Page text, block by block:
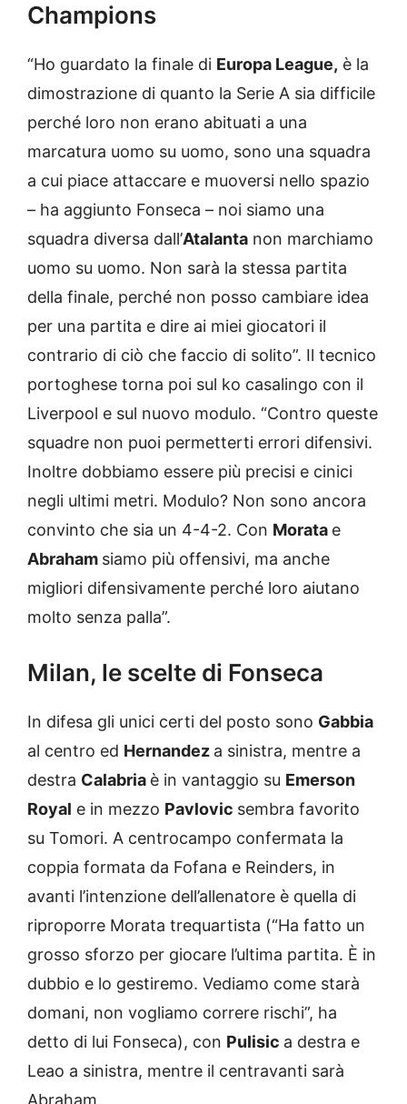
Champions
“Ho guardato la finale di Europa League, è la
dimostrazione di quanto la Serie A sia difficile
perché loro non erano abituati a una
marcatura uomo su uomo, sono una squadra
a cui piace attaccare e muoversi nello spazio
– ha aggiunto Fonseca – noi siamo una
squadra diversa dall’Atalanta non marchiamo
uomo su uomo. Non sarà la stessa partita
della finale, perché non posso cambiare idea
per una partita e dire ai miei giocatori il
contrario di ciò che faccio di solito”. Il tecnico
portoghese torna poi sul ko casalingo con il
Liverpool e sul nuovo modulo. “Contro queste
squadre non puoi permetterti errori difensivi.
Inoltre dobbiamo essere più precisi e cinici
negli ultimi metri. Modulo? Non sono ancora
convinto che sia un 4-4-2. Con Morata e
Abraham siamo più offensivi, ma anche
migliori difensivamente perché loro aiutano
molto senza palla”.
Milan, le scelte di Fonseca
In difesa gli unici certi del posto sono Gabbia
al centro ed Hernandez a sinistra, mentre a
destra Calabria è in vantaggio su Emerson
Royal e in mezzo Pavlovic sembra favorito
su Tomori. A centrocampo confermata la
coppia formata da Fofana e Reinders, in
avanti l’intenzione dell’allenatore è quella di
riproporre Morata trequartista (“Ha fatto un
grosso sforzo per giocare l’ultima partita. È in
dubbio e lo gestiremo. Vediamo come starà
domani, non vogliamo correre rischi”, ha
detto di lui Fonseca), con Pulisic a destra e
Leao a sinistra, mentre il centravanti sarà